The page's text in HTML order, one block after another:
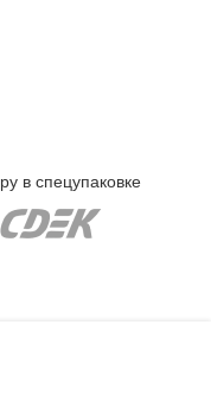
в спецупаковке